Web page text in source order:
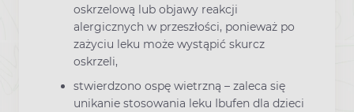
oskrzelową lub objawy reakcji
alergicznych w przeszłości, ponieważ po
zażyciu leku może wystąpić skurcz
oskrzeli,
stwierdzono ospę wietrzną – zaleca się
unikanie stosowania leku Ibufen dla dzieci